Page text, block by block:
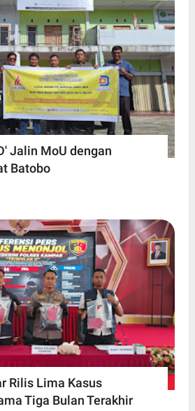
Jalin MoU dengan
Batobo
Rilis Lima Kasus
Tiga Bulan Terakhir